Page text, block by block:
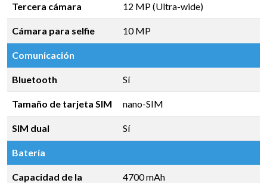
Tercera cámara 12 MP (Ultra-wide)
Cámara para selfie 10 MP
Comunicación
Bluetooth Sí
Tamaño de tarjeta SIM nano-SIM
SIM dual Sí
Batería
Capacidad de la
4700 mAh